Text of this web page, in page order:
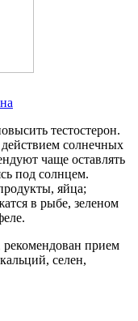
тестостерон.
солнечных
чаще оставлять
под солнцем.
яйца;
в рыбе, зеленом
рекомендован прием
селен,